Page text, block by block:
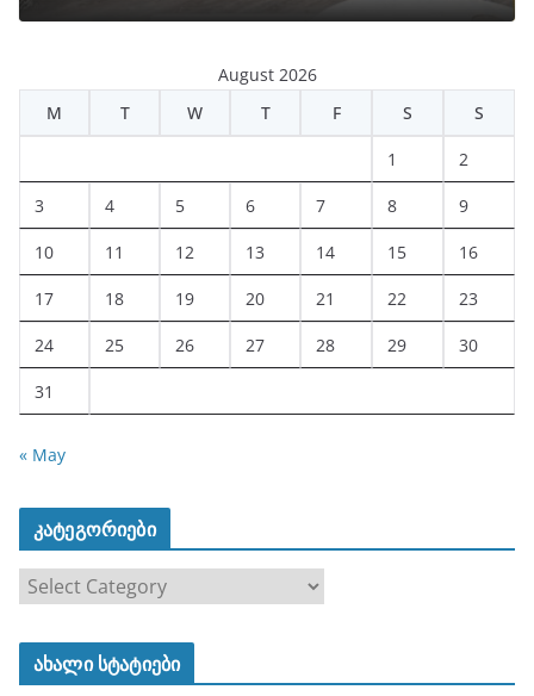
August 2026
M
T W T F S S
1 2
3 4 5 6 7 8 9
10 11 12 13 14 15 16
17 18 19 20 21 22 23
24 25 26 27 28 29 30
31
« May
კატეგორიები
ტ
ახალი სტატიები